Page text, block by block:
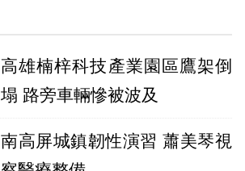
高雄楠梓科技產業園區鷹架倒
塌 路旁車輛慘被波及
南高屏城鎮韌性演習 蕭美琴視